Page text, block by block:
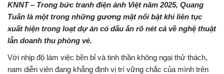
KNNT – Trong bức tranh điện ảnh Việt năm 2025, Quang
Tuấn là một trong những gương mặt nổi bật khi liên tục
xuất hiện trong loạt dự án có dấu ấn rõ nét cả về nghệ thuật
lẫn doanh thu phòng vé.
Với nhịp độ làm việc bền bỉ và tinh thần không ngại thử thách,
nam diễn viên đang khẳng định vị trí vững chắc của mình trên